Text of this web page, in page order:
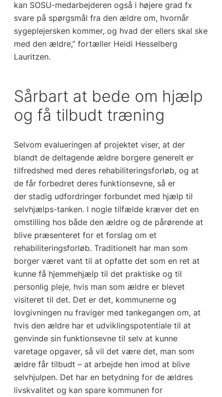
kan SOSU-medarbejderen også i højere grad fx
svare på spørgsmål fra den ældre om, hvornår
sygeplejersken kommer, og hvad der ellers skal ske
med den ældre,” fortæller Heidi Hesselberg
Lauritzen.
Sårbart at bede om hjælp
og få tilbudt træning
Selvom evalueringen af projektet viser, at der
blandt de deltagende ældre borgere generelt er
tilfredshed med deres rehabiliteringsforløb, og at
de får forbedret deres funktionsevne, så er
der stadig udfordringer forbundet med hjælp til
selvhjælps-tanken. I nogle tilfælde kræver det en
omstilling hos både den ældre og de pårørende at
blive præsenteret for et forslag om et
rehabiliteringsforløb. Traditionelt har man som
borger været vant til at opfatte det som en ret at
kunne få hjemmehjælp til det praktiske og til
personlig pleje, hvis man som ældre er blevet
visiteret til det. Det er det, kommunerne og
lovgivningen nu fraviger med tankegangen om, at
hvis den ældre har et udviklingspotentiale til at
genvinde sin funktionsevne til selv at kunne
varetage opgaver, så vil det være det, man som
ældre får tilbudt – at arbejde hen imod at blive
selvhjulpen. Det har en betydning for de ældres
livskvalitet og kan spare kommunen for